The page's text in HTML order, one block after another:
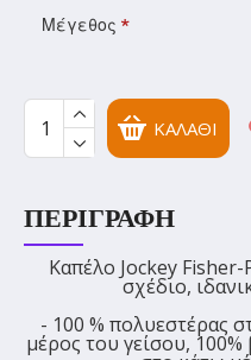
Μέγεθος
ΚΑΛΆΘΙ
ΠΕΡΙΓΡΑΦΉ
Καπέλο Jockey
σχέδιο,
- 100 % πολυεστέρας
μέρος του γείσου,